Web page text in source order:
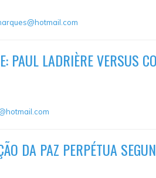
PAUL LADRIÈRE VERSUS
DA PAZ PERPÉTUA